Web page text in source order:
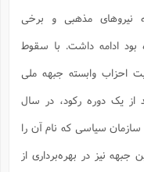
نیروهای مذهبی و برخی
ادامه داشت. با سقوط
احزاب وابسته جبهه ملی
یک دوره رکود، در سال
سیاسی که نام آن را
نیز در بهره‌برداری از